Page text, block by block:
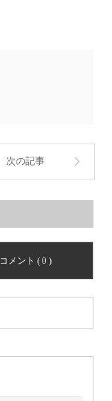
次の記事
コメント ( 0 )